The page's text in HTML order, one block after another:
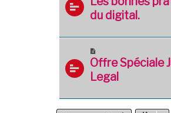
du digital.
Offre Spéciale
Legal